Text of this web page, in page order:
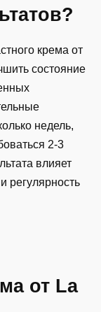
крема от
состояние
недель,
2-3
влияет
регулярность
от La